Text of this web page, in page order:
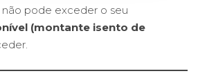
pode exceder o seu
(montante isento de